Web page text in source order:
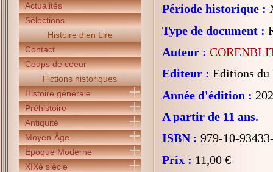
Actualités
Sélections
Histoire d'en Lire
Contact
Coups de coeur
Fictions historiques
Histoire générale
Préhistoire
Antiquité
Moyen-Âge
Epoque Moderne
XIXè siècle
Période historique :
Type de document :
Auteur :
Editeur : Editions
Année d'édition :
A partir de 11 ans.
ISBN : 979-10-
Prix : 11,00 €